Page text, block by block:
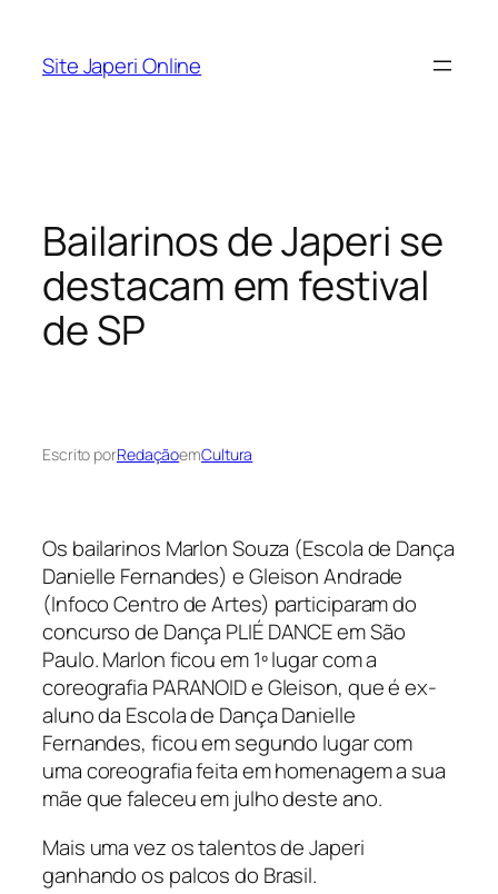
Site Japeri Online
Bailarinos de Japeri se
destacam em festival
de SP
Escrito porRedaçãoemCultura
Os bailarinos Marlon Souza (Escola de Dança
Danielle Fernandes) e Gleison Andrade
(Infoco Centro de Artes) participaram do
concurso de Dança PLIÉ DANCE em São
Paulo. Marlon ficou em 1º lugar com a
coreografia PARANOID e Gleison, que é ex-
aluno da Escola de Dança Danielle
Fernandes, ficou em segundo lugar com
uma coreografia feita em homenagem a sua
mãe que faleceu em julho deste ano.
Mais uma vez os talentos de Japeri
ganhando os palcos do Brasil.